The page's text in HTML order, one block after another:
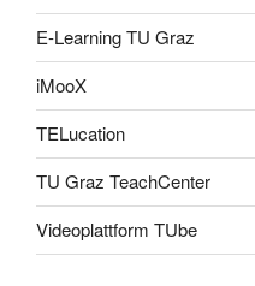
E-Learning TU Graz
iMooX
TELucation
TU Graz TeachCenter
Videoplattform TUbe